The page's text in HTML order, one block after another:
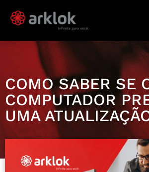
COMO SABER SE
COMPUTADOR
UMA